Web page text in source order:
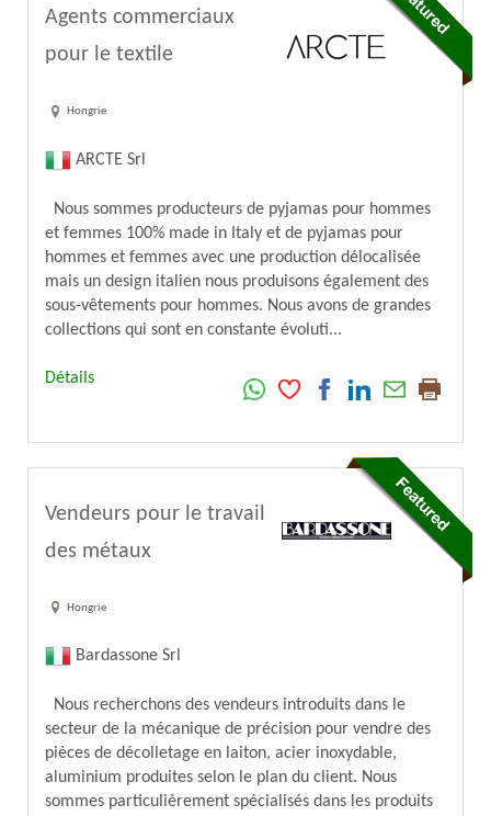
Agents commerciaux
pour le textile
Hongrie
ARCTE Srl
Nous sommes producteurs de pyjamas pour hommes
et femmes 100% made in Italy et de pyjamas pour
hommes et femmes avec une production délocalisée
mais un design italien nous produisons également des
sous-vêtements pour hommes. Nous avons de grandes
collections qui sont en constante évoluti...
Détails
Vendeurs pour le travail
des métaux
Hongrie
Bardassone Srl
Nous recherchons des vendeurs introduits dans le
secteur de la mécanique de précision pour vendre des
pièces de décolletage en laiton, acier inoxydable,
aluminium produites selon le plan du client. Nous
sommes particulièrement spécialisés dans les produits